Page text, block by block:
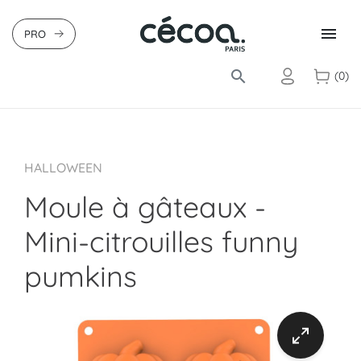

PRO
search (0)
HALLOWEEN
Moule à gâteaux -
Mini-citrouilles funny
pumkins